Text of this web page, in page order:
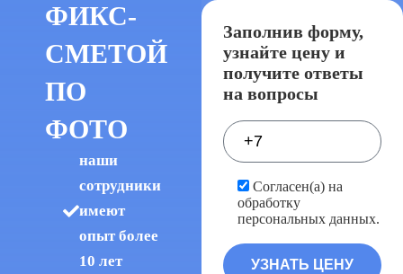
ФИКС-
СМЕТОЙ
ПО
ФОТО
наши
сотрудники
имеют
опыт более
10 лет
Заполнив форму,
узнайте цену и
получите ответы
на вопросы
Согласен(а) на
обработку
персональных данных.